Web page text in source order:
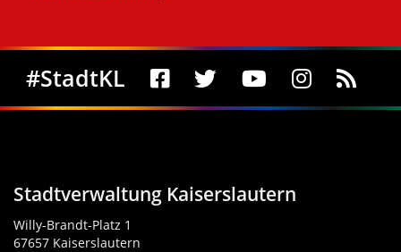
Social Media
#StadtKL
Stadtverwaltung Kaiserslautern
Willy-Brandt-Platz 1
67657 Kaiserslautern